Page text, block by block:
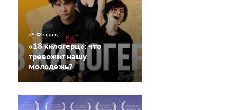
25 Февраля
«18 килогерц»: что
тревожит нашу
молодежь?